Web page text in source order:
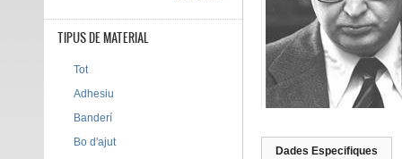
Dades Especifiques
TIPUS DE MATERIAL
Tot
Adhesiu
Banderí
Bo d'ajut